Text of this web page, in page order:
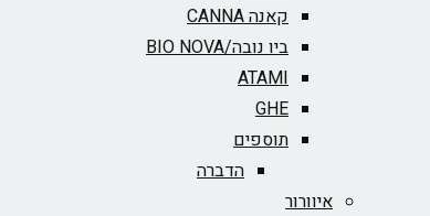
קאנה CANNA
ביו נובה/BIO NOVA‏
ATAMI
GHE
תוספים
הדברה
איוורור